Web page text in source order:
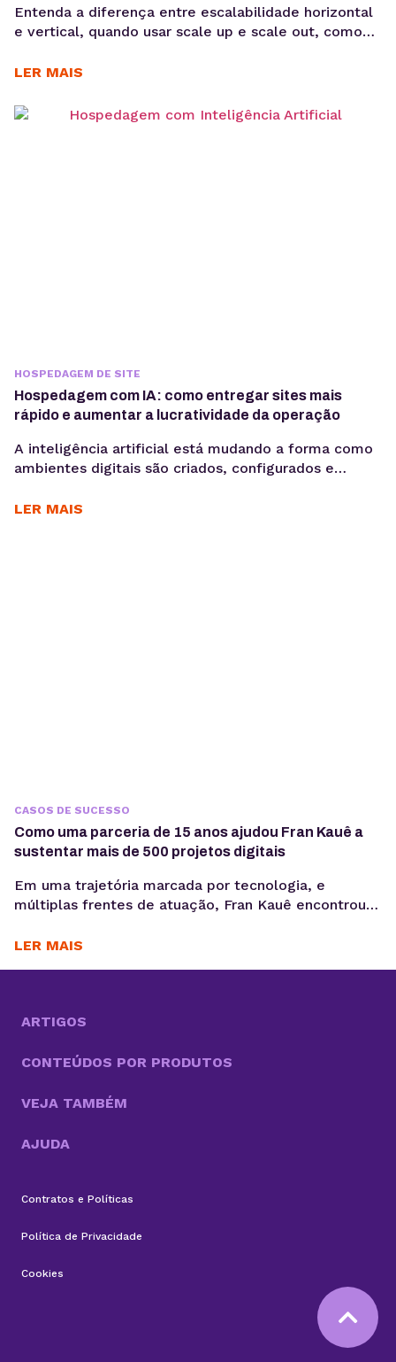
Entenda a diferença entre escalabilidade horizontal
e vertical, quando usar scale up e scale out, como
faz mais sentido para sua aplicação. Quando uma
nem sempre resolve problemas de performance. Em
LER MAIS
HOSPEDAGEM DE SITE
Hospedagem com IA: como entregar sites mais
rápido e aumentar a lucratividade da operação
A inteligência artificial está mudando a forma como
ambientes digitais são criados, configurados e
automatiza processos e gera mais produtividade
LER MAIS
CASOS DE SUCESSO
Como uma parceria de 15 anos ajudou Fran Kauê a
sustentar mais de 500 projetos digitais
Em uma trajetória marcada por tecnologia, e
múltiplas frentes de atuação, Fran Kauê encontrou
hospedar e sustentar projetos digitais ao longo dos
familiares e novos...
LER MAIS
ARTIGOS
CONTEÚDOS POR PRODUTOS
VEJA TAMBÉM
AJUDA
Contratos e Políticas
Política de Privacidade
Cookies